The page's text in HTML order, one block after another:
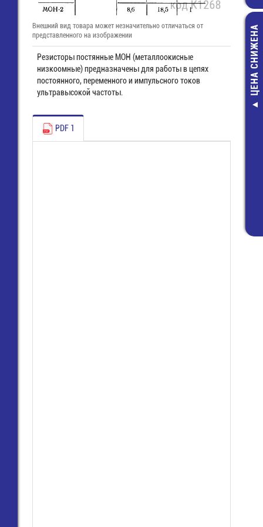
ЦЕНА СНИЖЕНА
Внешний вид товара может незначительно отличаться от
представленного на изображении
Резисторы постянные МОН (металлоокисные
низкоомные) предназначены для работы в цепях
постоянного, переменного и импульсного токов
ультравысокой частоты.
PDF 1